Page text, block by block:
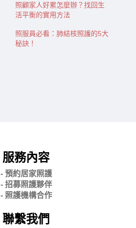
照顧家人好累怎麼辦？找回生
活平衡的實用方法
照服員必看：肺結核照護的5大
秘訣！
服務內容
- 預約居家照護
- 招募照護夥伴
- 照護機構合作
聯繫我們